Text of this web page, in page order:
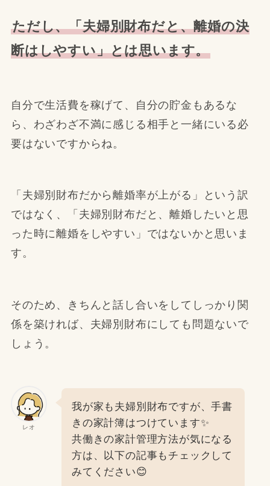
ただし、「夫婦別財布だと、離婚の決
断はしやすい」とは思います。
自分で生活費を稼げて、自分の貯金もあるな
ら、わざわざ不満に感じる相手と一緒にいる必
要はないですからね。
「夫婦別財布だから離婚率が上がる」という訳
ではなく、「夫婦別財布だと、離婚したいと思
った時に離婚をしやすい」ではないかと思いま
す。
そのため、きちんと話し合いをしてしっかり関
係を築ければ、夫婦別財布にしても問題ないで
しょう。
レオ
我が家も夫婦別財布ですが、手書
きの家計簿はつけています✨
共働きの家計管理方法が気になる
方は、以下の記事もチェックして
みてください😊